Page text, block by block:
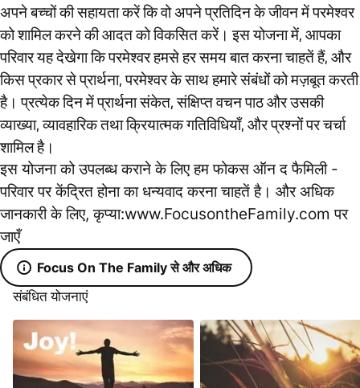
अपने बच्चों की सहायता करें कि वो अपने प्रतिदिन के जीवन में परमेश्वर
को शामिल करने की आदत को विकसित करें। इस योजना में, आपका
परिवार यह देखेगा कि परमेश्वर हमसे हर समय बात करना चाहतें हैं, और
किस प्रकार से प्रार्थना, परमेश्वर के साथ हमारे संबंधों को मज़बूत करती
है। प्रत्येक दिन में प्रार्थना संकेत, संक्षिप्त वचन पाठ और उसकी
व्याख्या, व्यावहारिक तथा क्रियात्मक गतिविधियाँ, और प्रश्नों पर चर्चा
शामिल है।
इस योजना को उपलब्ध कराने के लिए हम फोकस ऑन द फैमिली -
परिवार पर केंद्रित होना का धन्यवाद करना चाहतें है। और अधिक
जानकारी के लिए, कृप्या:www.FocusontheFamily.com पर
जाएँ
Focus On The Family से और अधिक
संबंधित योजनाएं